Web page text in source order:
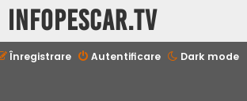
InfoPescar.Tv
Dark mode
Autentificare
Înregistrare